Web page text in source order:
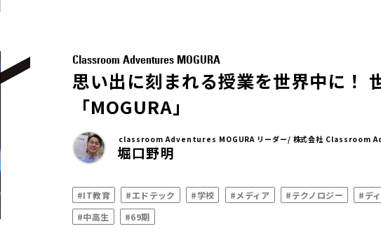
Classroom Adventures MOGURA
思い出に刻まれる授業を世界中に！
「MOGURA」
classroom Adventures MOGURA リーダー/ 株式会社 Classroom
堀口野明
#IT教育 #エドテック #学校 #メディア #テクノロジー #デ
#中高生
#69期